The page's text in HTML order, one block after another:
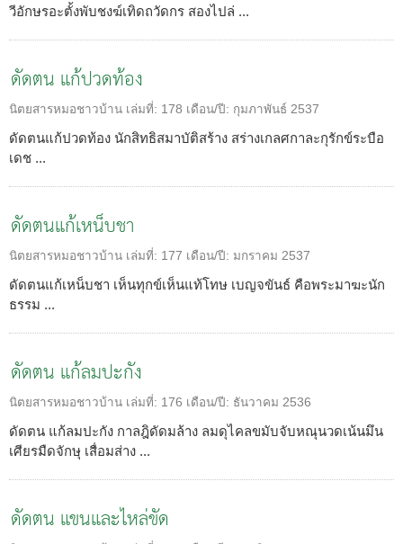
วีอักษรอะตั้งพับชงฆ์เทิดถวัดกร สองไปล่ ...
ดัดตน แก้ปวดท้อง
นิตยสารหมอชาวบ้าน เล่มที่: 178 เดือน/ปี: กุมภาพันธ์ 2537
ดัดตนแก้ปวดท้อง นักสิทธิสมาบัติสร้าง สร่างเกลศกาละกุรักข์ระบือ
เดช ...
ดัดตนแก้เหน็บชา
นิตยสารหมอชาวบ้าน เล่มที่: 177 เดือน/ปี: มกราคม 2537
ดัดตนแก้เหน็บชา เห็นทุกข์เห็นแท้โทษ เบญจขันธ์ คือพระมาฆะนัก
ธรรม ...
ดัดตน แก้ลมปะกัง
นิตยสารหมอชาวบ้าน เล่มที่: 176 เดือน/ปี: ธันวาคม 2536
ดัดตน แก้ลมปะกัง กาลฎิดัดมล้าง ลมดุไคลขมับจับหณุนวดเน้นมึน
เศียรมืดจักษุ เสื่อมส่าง ...
ดัดตน แขนและไหล่ขัด